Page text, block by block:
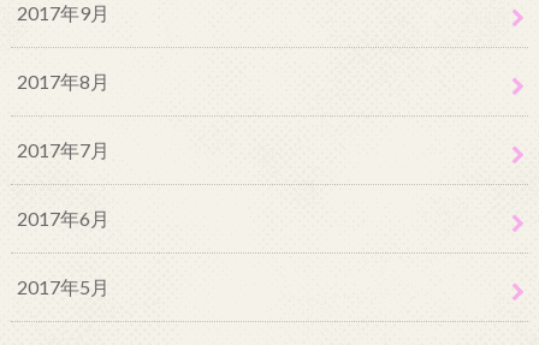
2017年9月
2017年8月
2017年7月
2017年6月
2017年5月